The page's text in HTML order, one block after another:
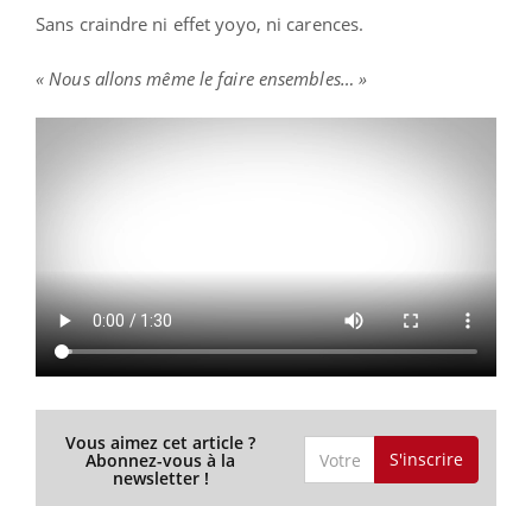
Sans craindre ni effet yoyo, ni carences.
« Nous allons même le faire ensembles… »
Vous aimez cet article ?
Abonnez-vous à la
newsletter !
S'inscrire